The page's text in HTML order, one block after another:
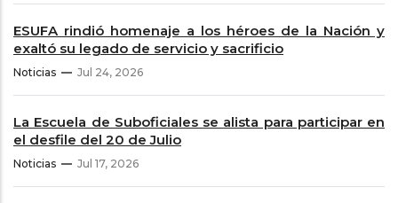
ESUFA rindió homenaje a los héroes de la Nación y
exaltó su legado de servicio y sacrificio
Noticias Jul 24, 2026
La Escuela de Suboficiales se alista para participar en
el desfile del 20 de Julio
Noticias Jul 17, 2026